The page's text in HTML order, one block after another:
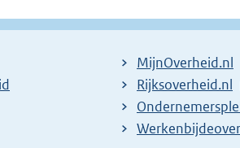
MijnOverheid.nl
E
x
t
Rijksoverheid.nl
E
x
E